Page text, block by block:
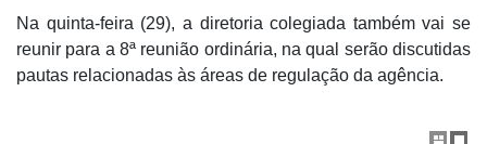
Na quinta-feira (29), a diretoria colegiada também vai se
reunir para a 8ª reunião ordinária, na qual serão discutidas
pautas relacionadas às áreas de regulação da agência.